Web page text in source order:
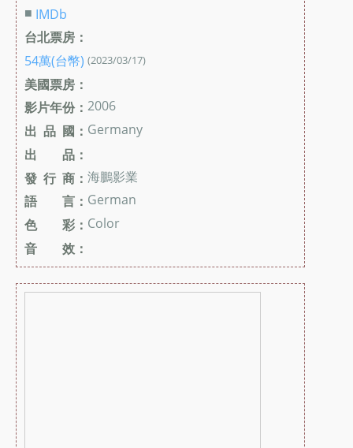
■ IMDb
台北票房：
54萬(台幣) (2023/03/17)
美國票房：
影片年份： 2006
出 品 國： Germany
出 品：
發 行 商： 海鵬影業
語 言： German
色 彩： Color
音 效：